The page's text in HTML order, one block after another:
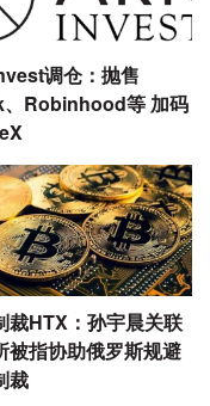
调仓：抛售
Robinhood等 加码
裁HTX：孙宇晨关联
被指协助俄罗斯规避
裁